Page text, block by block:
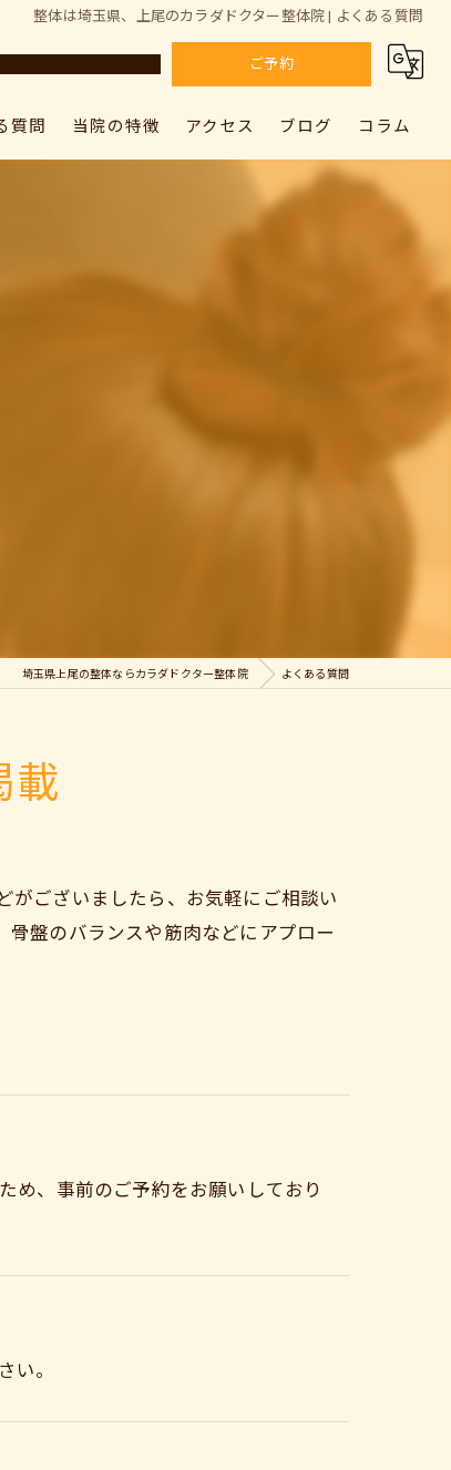
整体は埼玉県、上尾のカラダドクター整体院 | よくある質問
ご予約
カラダドクター整体院 上尾院
質問 当院の特徴 アクセス
カラダドクター整体院 上尾院
ブログ コラム
埼玉県上尾の整体ならカラダドクター整体院 よくある質問
載
がございましたら、お気軽にご相談い
盤のバランスや筋肉などにアプロー
め、事前のご予約をお願いしており
い。